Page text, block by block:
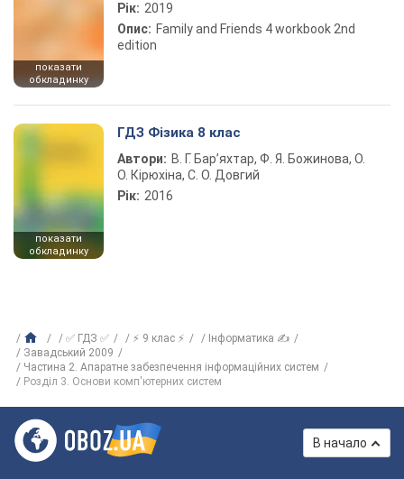
показати
обкладинку
Рік: 2019
Опис: Family and Friends 4 workbook 2nd
edition
показати
обкладинку
ГДЗ Фізика 8 клас
Автори: В. Г. Бар’яхтар, Ф. Я. Божинова, О.
О. Кірюхіна, С. О. Довгий
Рік: 2016
✅ ГДЗ ✅ ⚡ 9 клас ⚡
Інформатика ✍
Завадський 2009
Частина 2. Апаратне забезпечення інформаційних систем
Розділ 3. Основи комп'ютерних систем
В начало